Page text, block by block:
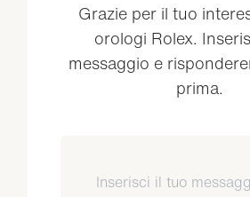
Grazie per il tuo
orologi Rolex.
messaggio e
prima.